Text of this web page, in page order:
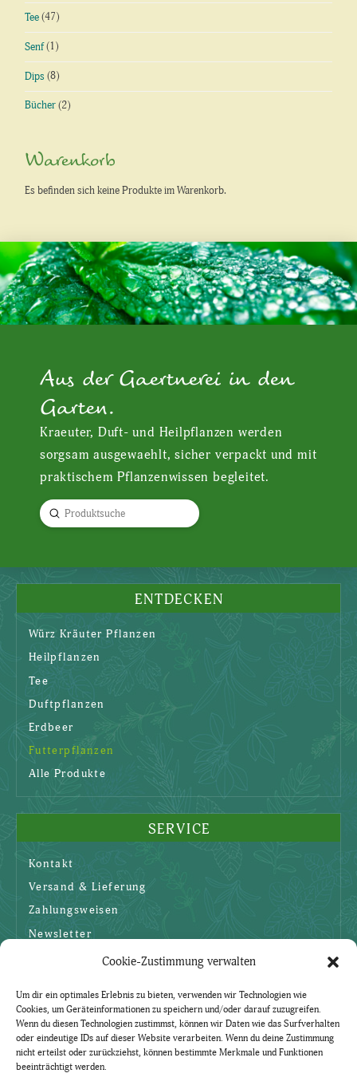
Cookie-Zustimmung verwalten
Um dir ein optimales Erlebnis zu bieten, verwenden wir Technologien wie
Cookies, um Geräteinformationen zu speichern und/oder darauf zuzugreifen.
Wenn du diesen Technologien zustimmst, können wir Daten wie das Surfverhalten
oder eindeutige IDs auf dieser Website verarbeiten. Wenn du deine Zustimmung
nicht erteilst oder zurückziehst, können bestimmte Merkmale und Funktionen
beeinträchtigt werden.
Tee (47)
Senf(1)
Dips (8)
Bücher (2)
Warenkorb
Es befinden sich keine Produkte im Warenkorb.
Aus der Gaertnerei in den
Garten.
Kraeuter, Duft- und Heilpflanzen werden
sorgsam ausgewaehlt, sicher verpackt und mit
praktischem Pflanzenwissen begleitet.
Search
Submit
ENTDECKEN
Würz Kräuter Pflanzen
Heilpflanzen
Tee
Duftpflanzen
Erdbeer
Futterpflanzen
Alle Produkte
SERVICE
Kontakt
Versand & Lieferung
Zahlungsweisen
Newsletter
SICHERHEIT
AGBs
Datenschutzerklärung
Widerruf